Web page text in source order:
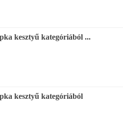
kesztyű kategóriából ...
kesztyű kategóriából